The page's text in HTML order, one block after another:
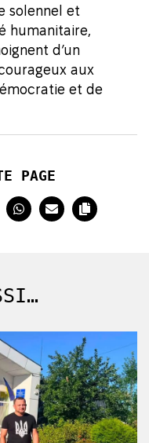
solennel et
humanitaire,
d’un
aux
et de
PAGE